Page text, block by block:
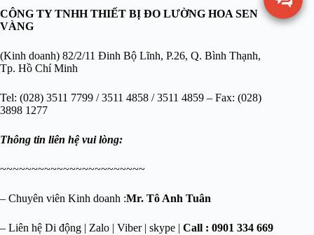
CÔNG TY TNHH THIẾT BỊ ĐO LƯỜNG HOA SEN
VÀNG
(Kinh doanh) 82/2/11 Đinh Bộ Lĩnh, P.26, Q. Bình Thạnh,
Tp. Hồ Chí Minh
Tel: (028) 3511 7799 / 3511 4858 / 3511 4859 – Fax: (028)
3898 1277
Thông tin liên hệ vui lòng:
~~~~~~~~~~~~~~~~~~~~~~~
– Chuyên viên Kinh doanh :Mr. Tô Anh Tuân
– Liên hệ Di động | Zalo | Viber | skype | Call : 0901 334 669